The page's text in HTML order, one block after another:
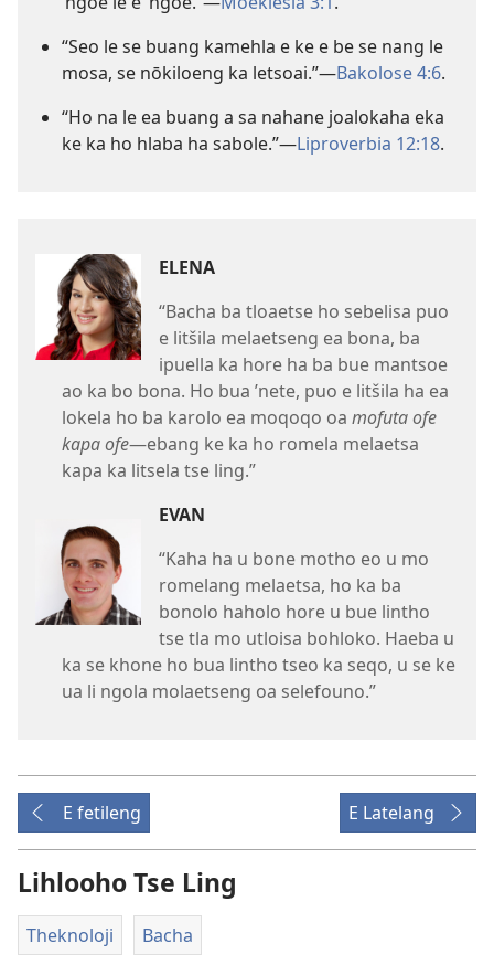
“Seo le se buang kamehla e ke e be se nang le
mosa, se nōkiloeng ka letsoai.”—Bakolose 4:6.
“Ho na le ea buang a sa nahane joalokaha eka
ke ka ho hlaba ha sabole.”—Liproverbia 12:18.
ELENA
“Bacha ba tloaetse ho sebelisa puo
e litšila melaetseng ea bona, ba
ipuella ka hore ha ba bue mantsoe
ao ka bo bona. Ho bua ’nete, puo e litšila ha ea
lokela ho ba karolo ea moqoqo oa mofuta ofe
kapa ofe—ebang ke ka ho romela melaetsa
kapa ka litsela tse ling.”
EVAN
“Kaha ha u bone motho eo u mo
romelang melaetsa, ho ka ba
bonolo haholo hore u bue lintho
tse tla mo utloisa bohloko. Haeba u
ka se khone ho bua lintho tseo ka seqo, u se ke
ua li ngola molaetseng oa selefouno.”
E fetileng E Latelang
Lihlooho Tse Ling
Theknoloji Bacha